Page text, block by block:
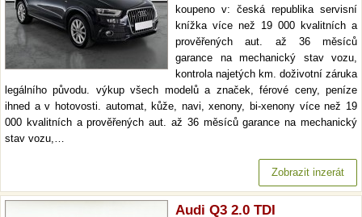
koupeno v: česká republika servisní
knížka více než 19 000 kvalitních a
prověřených aut. až 36 měsíců
garance na mechanický stav vozu,
kontrola najetých km. doživotní záruka
legálního původu. výkup všech modelů a značek, férové ceny, peníze
ihned a v hotovosti. automat, kůže, navi, xenony, bi-xenony více než 19
000 kvalitních a prověřených aut. až 36 měsíců garance na mechanický
stav vozu,…
Zobrazit inzerát
Audi Q3 2.0 TDI